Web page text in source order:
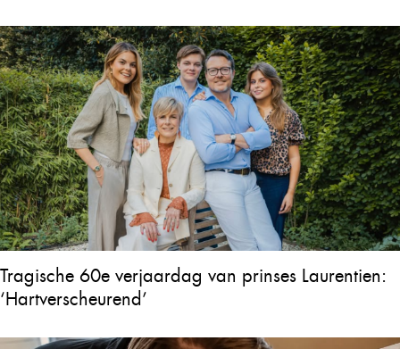
Tragische 60e verjaardag van prinses Laurentien:
‘Hartverscheurend’